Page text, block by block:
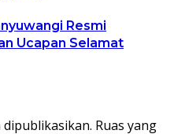
Resmi
Ucapan Selamat
dipublikasikan. Ruas yang